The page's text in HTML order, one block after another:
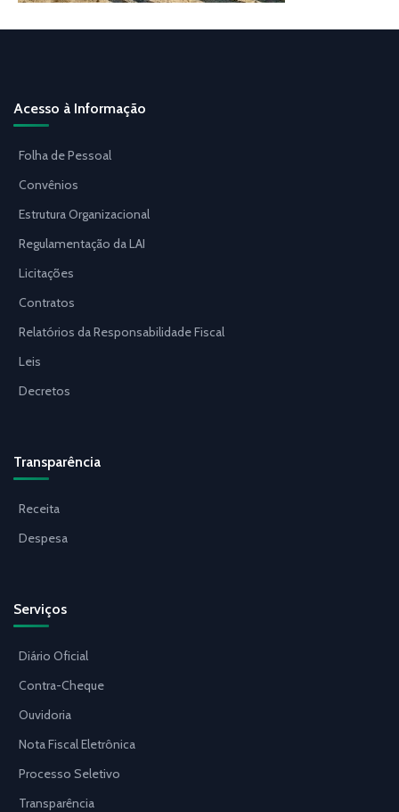
Acesso à Informação
Folha de Pessoal
Convênios
Estrutura Organizacional
Regulamentação da LAI
Licitações
Contratos
Relatórios da Responsabilidade Fiscal
Leis
Decretos
Transparência
Receita
Despesa
Serviços
Diário Oficial
Contra-Cheque
Ouvidoria
Nota Fiscal Eletrônica
Processo Seletivo
Transparência